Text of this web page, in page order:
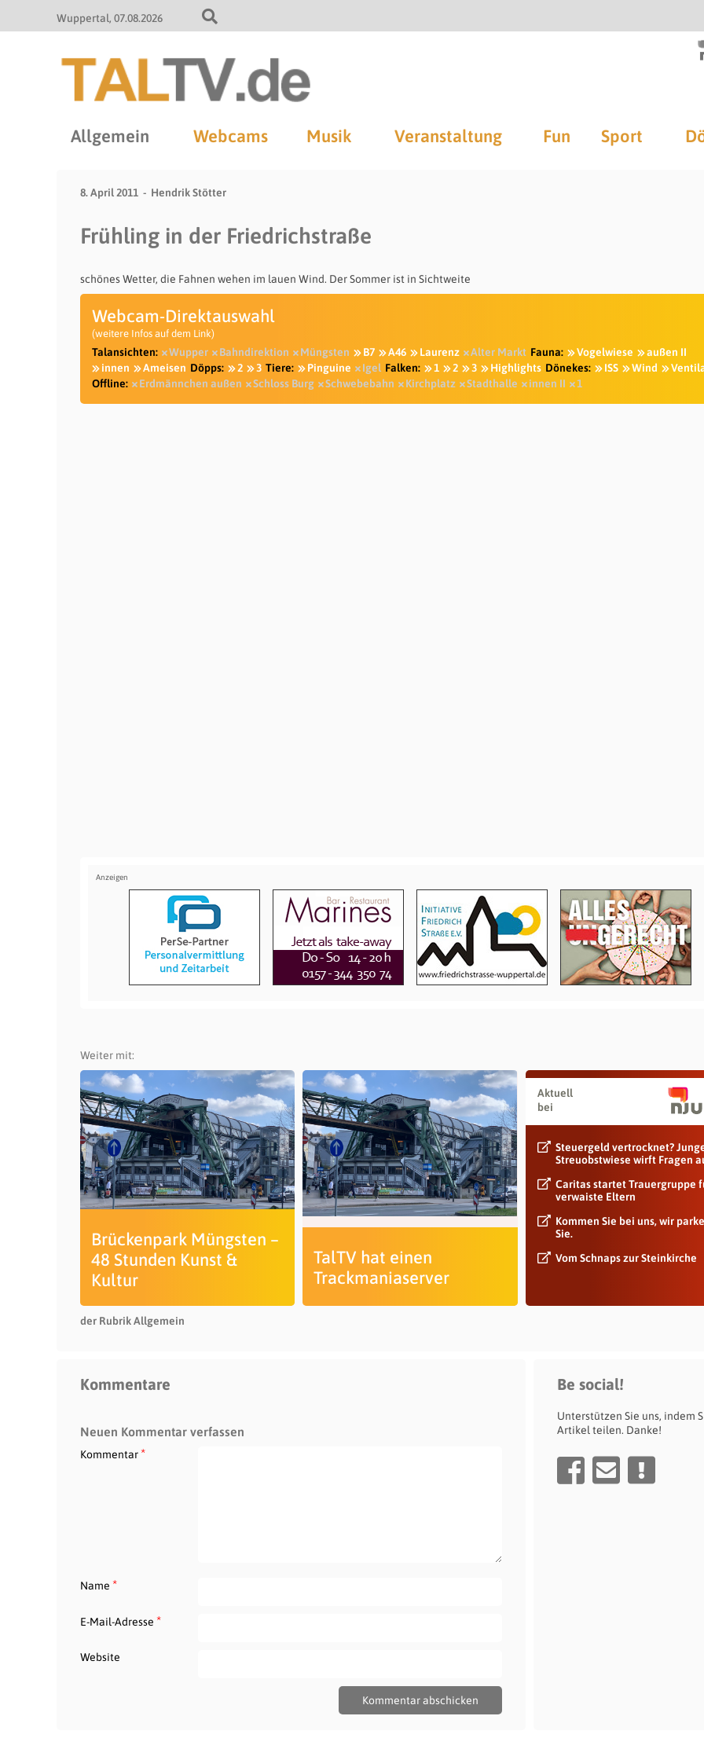
Wuppertal 07.08.2026
Allgemein Webcams Musik Veranstaltung Fun Sport
8. April 2011 Hendrik Stötter
Frühling in der Friedrichstraße
schönes Wetter, die Fahnen wehen im lauen Wind. Der Sommer ist in Sichtweite
Webcam-Direktauswahl
(weitere Infos auf dem Link)
Talansichten: Wupper Bahndirektion Müngsten B7 A46 Laurenz Alter Markt Fauna: Vogelwiese
außen II
innen
Ameisen Döpps: 2 3 Tiere: Pinguine Igel Falken: 1 2 3 Highlights Dönekes: ISS Wind
Offline:
Erdmännchen außen Schloss Burg Schwebebahn Kirchplatz Stadthalle innen II 1
Weiter mit:
Brückenpark Müngsten –
48 Stunden Kunst &
Kultur
TalTV hat einen
Trackmaniaserver
Aktuell
bei
Steuergeld vertrocknet?
Streuobstwiese wirft Fragen
Caritas startet Trauergruppe
verwaiste Eltern
Kommen Sie bei uns, wir
Sie.
Vom Schnaps zur Steinkirche
der Rubrik Allgemein
Kommentare
Neuen Kommentar verfassen
Kommentar*
Name *
E-Mail-Adresse *
Website
Be social!
Unterstützen Sie uns, indem
Artikel teilen. Danke!